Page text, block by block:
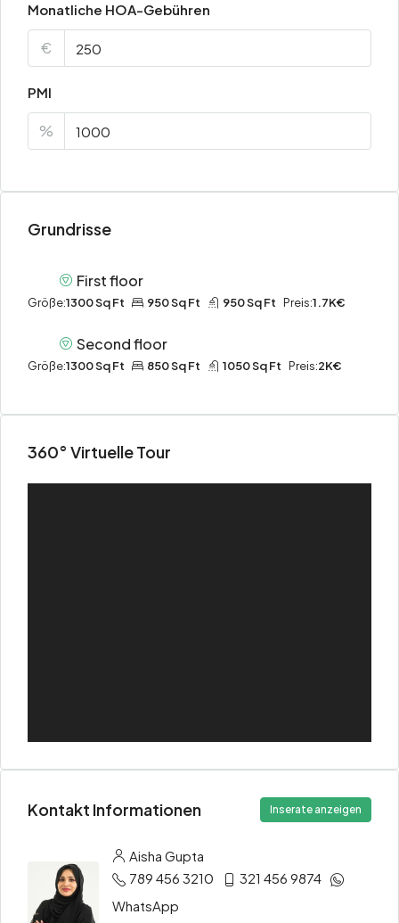
Monatliche HOA-Gebühren
€
PMI
%
Grundrisse
First floor
Größe:1300 Sq Ft 950 Sq Ft 950 Sq Ft Preis:1.7K€
Second floor
Größe:1300 Sq Ft 850 Sq Ft 1050 Sq Ft Preis:2K€
360° Virtuelle Tour
Kontakt Informationen Inserate anzeigen
Aisha Gupta
789 456 3210
321 456 9874
WhatsApp